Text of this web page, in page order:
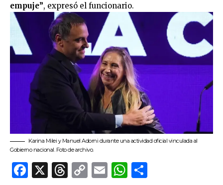
empuje”, expresó el funcionario.
Karina Milei y Manuel Adorni durante una actividad oficial vinculada al
Gobierno nacional. Foto de archivo.
Facebook
X Threads
CopyEmailWhatsApp